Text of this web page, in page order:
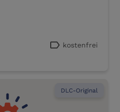
label kostenfrei
DLC-Original